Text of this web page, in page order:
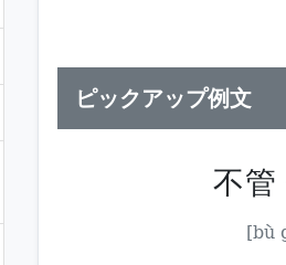
ピックアップ例文
不管
[bù